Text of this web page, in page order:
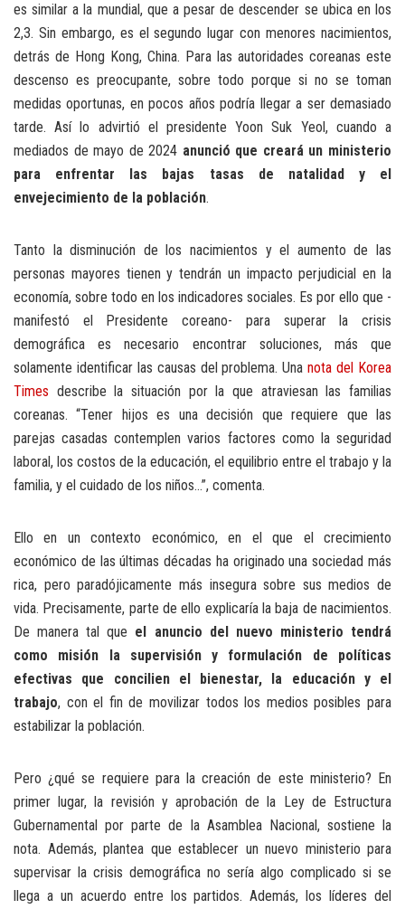
es similar a la mundial, que a pesar de descender se ubica en los
2,3. Sin embargo, es el segundo lugar con menores nacimientos,
detrás de Hong Kong, China. Para las autoridades coreanas este
descenso es preocupante, sobre todo porque si no se toman
medidas oportunas, en pocos años podría llegar a ser demasiado
tarde. Así lo advirtió el presidente Yoon Suk Yeol, cuando a
mediados de mayo de 2024 anunció que creará un ministerio
para enfrentar las bajas tasas de natalidad y el
envejecimiento de la población.
Tanto la disminución de los nacimientos y el aumento de las
personas mayores tienen y tendrán un impacto perjudicial en la
economía, sobre todo en los indicadores sociales. Es por ello que -
manifestó el Presidente coreano- para superar la crisis
demográfica es necesario encontrar soluciones, más que
solamente identificar las causas del problema. Unanota del Korea
Times describe la situación por la que atraviesan las familias
coreanas. “Tener hijos es una decisión que requiere que las
parejas casadas contemplen varios factores como la seguridad
laboral, los costos de la educación, el equilibrio entre el trabajo y la
familia, y el cuidado de los niños…”, comenta.
Ello en un contexto económico, en el que el crecimiento
económico de las últimas décadas ha originado una sociedad más
rica, pero paradójicamente más insegura sobre sus medios de
vida. Precisamente, parte de ello explicaría la baja de nacimientos.
De manera tal que el anuncio del nuevo ministerio tendrá
como misión la supervisión y formulación de políticas
efectivas que concilien el bienestar, la educación y el
trabajo, con el fin de movilizar todos los medios posibles para
estabilizar la población.
Pero ¿qué se requiere para la creación de este ministerio? En
primer lugar, la revisión y aprobación de la Ley de Estructura
Gubernamental por parte de la Asamblea Nacional, sostiene la
nota. Además, plantea que establecer un nuevo ministerio para
supervisar la crisis demográfica no sería algo complicado si se
llega a un acuerdo entre los partidos. Además, los líderes del